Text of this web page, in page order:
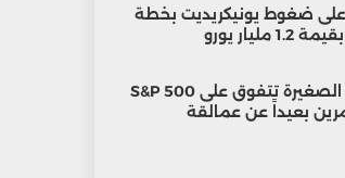
ضغوط يونيكريديت بخطة
يورو
الأسهم الأمريكية الصغيرة تتفوق على S&P 500
بعيداً عن عمالقة